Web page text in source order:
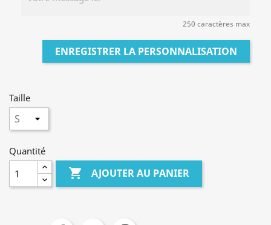
250 caractères max
ENREGISTRER LA PERSONNALISATION
Taille
Quantité
 AJOUTER AU PANIER